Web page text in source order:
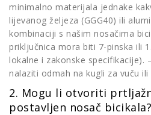
minimalno materijala jednake
lijevanog željeza (GGG40) ili
kombinaciji s našim nosačima
priključnica mora biti 7-pinska ili
lokalne i zakonske specifikacije).
nalaziti odmah na kugli za vuču ili
2. Mogu li otvoriti
postavljen nosač bicikala?